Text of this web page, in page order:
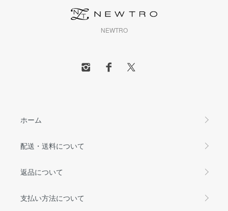
NEWTRO
ホーム
配送・送料について
返品について
支払い方法について